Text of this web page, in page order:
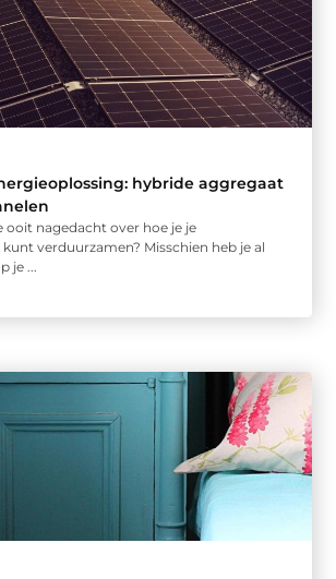
hybride aggregaat
ooit nagedacht over hoe je je
verduurzamen? Misschien heb je al
je ...